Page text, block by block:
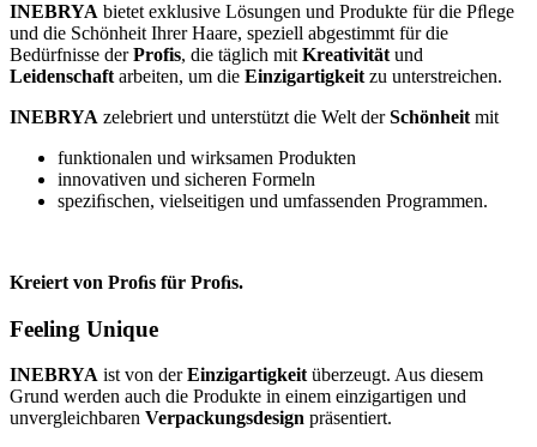
INEBRYA bietet exklusive Lösungen und Produkte für die Pﬂege
und die Schönheit Ihrer Haare, speziell abgestimmt für die
Bedürfnisse derProfis, die täglich mit Kreativität und
Leidenschaft arbeiten, um die Einzigartigkeit zu unterstreichen.
INEBRYA zelebriert und unterstützt die Welt derSchönheit mit
funktionalen und wirksamen Produkten
innovativen und sicheren Formeln
speziﬁschen, vielseitigen und umfassenden Programmen.
Kreiert von Proﬁs für Proﬁs.
Feeling Unique
INEBRYA ist von derEinzigartigkeitüberzeugt. Aus diesem
Grund werden auch die Produkte in einem einzigartigen und
unvergleichbaren Verpackungsdesign präsentiert.